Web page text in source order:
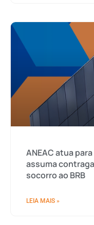
ANEAC atua
assuma
socorro ao BRB
LEIA MAIS »